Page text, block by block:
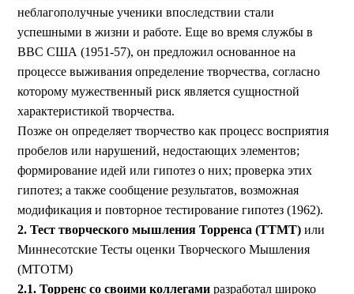
неблагополучные ученики впоследствии стали
успешными в жизни и работе. Еще во время службы в
ВВС США (1951-57), он предложил основанное на
процессе выживания определение творчества, согласно
которому мужественный риск является сущностной
характеристикой творчества.
Позже он определяет творчество как процесс восприятия
пробелов или нарушений, недостающих элементов;
формирование идей или гипотез о них; проверка этих
гипотез; а также сообщение результатов, возможная
модификация и повторное тестирование гипотез (1962).
2. Тест творческого мышления Торренса (TTМT) или
Миннесотские Тесты оценки Творческого Мышления
(MTОТМ)
2.1. Торренс со своими коллегами разработал широко